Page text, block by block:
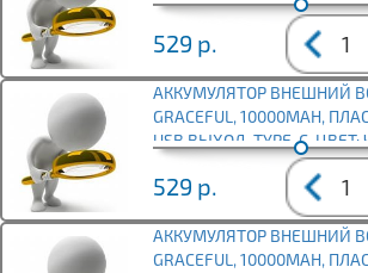
529 р.
АККУМУЛЯТОР ВНЕШНИЙ
GRACEFUL, 10000MAH,
USB ВЫХОД, TYPE-C, ЦВЕТ:
529 р.
АККУМУЛЯТОР ВНЕШНИЙ
GRACEFUL, 10000MAH,